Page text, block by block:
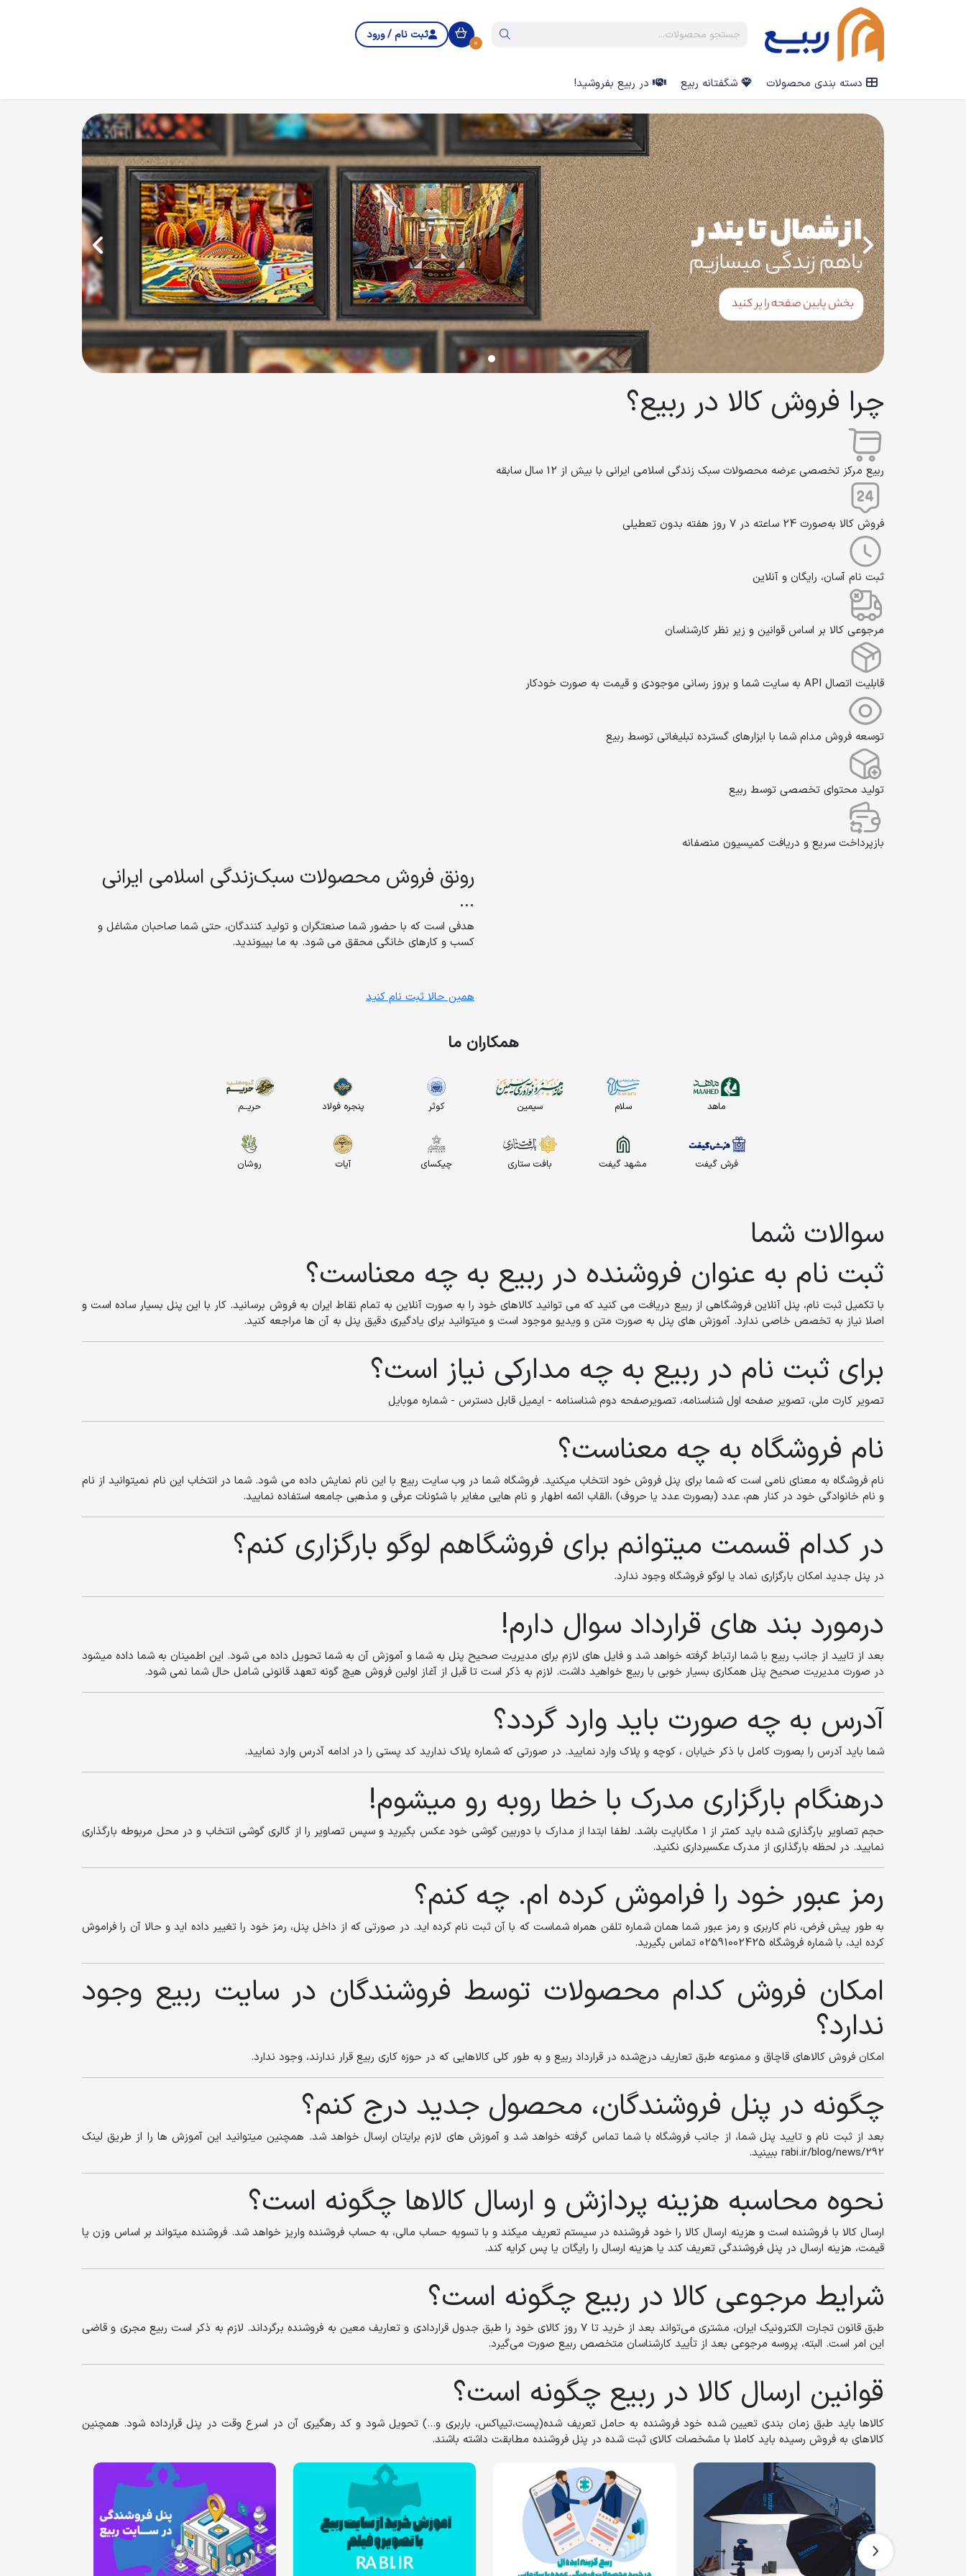
0
ثبت نام / ورود
دسته بندی محصولات شگفتانه ربیع در ربیع بفروشید!
چرا فروش کالا در ربیع؟
ربیع مرکز تخصصی عرضه محصولات سبک زندگی اسلامی ایرانی با بیش از 12 سال سابقه
فروش کالا به‌صورت 24 ساعته در 7 روز هفته بدون تعطیلی
ثبت‌ نام آسان، رایگان و آنلاین
مرجوعی کالا بر اساس قوانین و زیر نظر کارشناسان
قابلیت اتصال API به سایت شما و بروز رسانی موجودی و قیمت به صورت خودکار
توسعه فروش مدام شما با ابزارهای گسترده تبلیغاتی توسط ربیع
تولید محتوای تخصصی توسط ربیع
بازپرداخت سریع و دریافت کمیسیون منصفانه
رونق فروش محصولات سبک‌زندگی اسلامی ایرانی
...
هدفی است که با حضور شما صنعتگران و تولید کنندگان، حتی شما صاحبان مشاغل و
کسب و کارهای خانگی محقق می شود. به ما بپیوندید.
همین حالا ثبت نام کنید
همکاران ما
ماهد سلام سیمین کوثر پنجره فولاد حریــم
فرش گیفت مشهد گیفت بافت ستاری چیکسای آیات روشان
سوالات شما
ثبت نام به عنوان فروشنده در ربیع به چه معناست؟
با تکمیل ثبت نام، پنل آنلاین فروشگاهی از ربیع دریافت می کنید که می توانید کالاهای خود را به صورت آنلاین به تمام نقاط ایران به فروش برسانید. کار با این پنل بسیار ساده است و
اصلا نیاز به تخصص خاصی ندارد. آموزش های پنل به صورت متن و ویدیو موجود است و میتوانید برای یادگیری دقیق پنل به آن ها مراجعه کنید.
برای ثبت نام در ربیع به چه مدارکی نیاز است؟
تصویر کارت ملی، تصویر صفحه اول شناسنامه، تصویرصفحه دوم شناسنامه - ایمیل قابل دسترس - شماره موبایل
نام فروشگاه به چه معناست؟
نام فروشگاه به معنای نامی است که شما برای پنل فروش خود انتخاب میکنید. فروشگاه شما در وب سایت ربیع با این نام نمایش داده می شود. شما در انتخاب این نام نمیتوانید از نام
و نام خانوادگی خود در کنار هم، عدد (بصورت عدد یا حروف) ،القاب ائمه اطهار و نام هایی مغایر با شئونات عرفی و مذهبی جامعه استفاده نمایید.
در کدام قسمت میتوانم برای فروشگاهم لوگو بارگزاری کنم؟
در پنل جدید امکان بارگزاری نماد یا لوگو فروشگاه وجود ندارد.
درمورد بند های قرارداد سوال دارم!
بعد از تایید از جانب ربیع با شما ارتباط گرفته خواهد شد و فایل های لازم برای مدیریت صحیح پنل به شما و آموزش آن به شما تحویل داده می شود. این اطمینان به شما داده میشود
در صورت مدیریت صحیح پنل همکاری بسیار خوبی با ربیع خواهید داشت. لازم به ذکر است تا قبل از آغاز اولین فروش هیچ گونه تعهد قانونی شامل حال شما نمی شود.
آدرس به چه صورت باید وارد گردد؟
شما باید آدرس را بصورت کامل با ذکر خیابان ، کوچه و پلاک وارد نمایید. در صورتی که شماره پلاک ندارید کد پستی را در ادامه آدرس وارد نمایید.
درهنگام بارگزاری مدرک با خطا روبه رو میشوم!
حجم تصاویر بارگذاری شده باید کمتر از 1 مگابایت باشد. لطفا ابتدا از مدارک با دوربین گوشی خود عکس بگیرید و سپس تصاویر را از گالری گوشی انتخاب و در محل مربوطه بارگذاری
نمایید. در لحظه بارگذاری از مدرک عکسبرداری نکنید.
رمز عبور خود را فراموش کرده ام. چه کنم؟
به طور پیش فرض، نام کاربری و رمز عبور شما همان شماره تلفن همراه شماست که با آن ثبت نام کرده اید. در صورتی که از داخل پنل، رمز خود را تغییر داده اید و حالا آن را فراموش
کرده اید، با شماره فروشگاه 02591002425 تماس بگیرید.
امکان فروش کدام محصولات توسط فروشندگان در سایت ربیع وجود
ندارد؟
امکان فروش کالاهای قاچاق و ممنوعه طبق تعاریف درج‌شده در قرارداد ربیع و به طور کلی کالاهایی که در حوزه کاری ربیع قرار ندارند، وجود ندارد.
چگونه در پنل فروشندگان، محصول جدید درج کنم؟
بعد از ثبت نام و تایید پنل شما، از جانب فروشگاه با شما تماس گرفته خواهد شد و آموزش های لازم برایتان ارسال خواهد شد. همچنین میتوانید این آموزش ها را از طریق لینک
rabi.ir/blog/news/292 ببینید.
نحوه محاسبه هزینه پردازش و ارسال کالاها چگونه است؟
ارسال کالا با فروشنده است و هزینه ارسال کالا را خود فروشنده در سیستم تعریف میکند و با تسویه حساب مالی، به حساب فروشنده واریز خواهد شد. فروشنده میتواند بر اساس وزن یا
قیمت، هزینه ارسال در پنل فروشندگی تعریف کند یا هزینه ارسال را رایگان یا پس کرایه کند.
شرایط مرجوعی کالا در ربیع چگونه است؟
طبق قانون تجارت الکترونیک ایران، مشتری می‌تواند بعد از خرید تا 7 روز کالای خود را طبق جدول قراردادی و تعاریف معین به فروشنده برگرداند. لازم به ذکر است ربیع مجری و قاضی
این امر است. البته، پروسه مرجوعی بعد از تأیید کارشناسان متخصص ربیع صورت می‌گیرد.
قوانین ارسال کالا در ربیع چگونه است؟
کالاها باید طبق زمان بندی تعیین شده خود فروشنده به حامل تعریف شده(پست،تیپاکس، باربری و...) تحویل شود و کد رهگیری آن در اسرع وقت در پنل قرارداده شود. همچنین
کالاهای به فروش رسیده باید کاملا با مشخصات کالای ثبت شده در پنل فروشنده مطابقت داشته باشند.